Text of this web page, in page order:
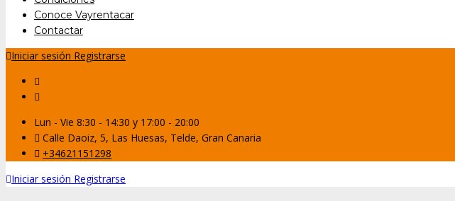
Conoce Vayrentacar
Contactar
Iniciar sesión Registrarse
Lun - Vie 8:30 - 14:30 y 17:00 - 20:00
Calle Daoiz, 5, Las Huesas, Telde, Gran Canaria
+34621151298
Iniciar sesión Registrarse